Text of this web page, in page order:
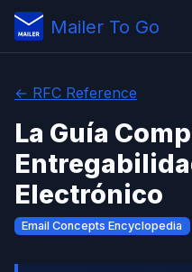
Mailer To Go
← RFC Reference
La Guía
Electrónico
Email Concepts Encyclopedia